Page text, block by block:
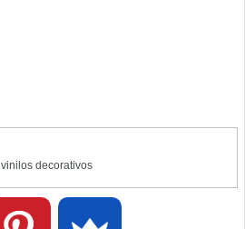
vinilos decorativos